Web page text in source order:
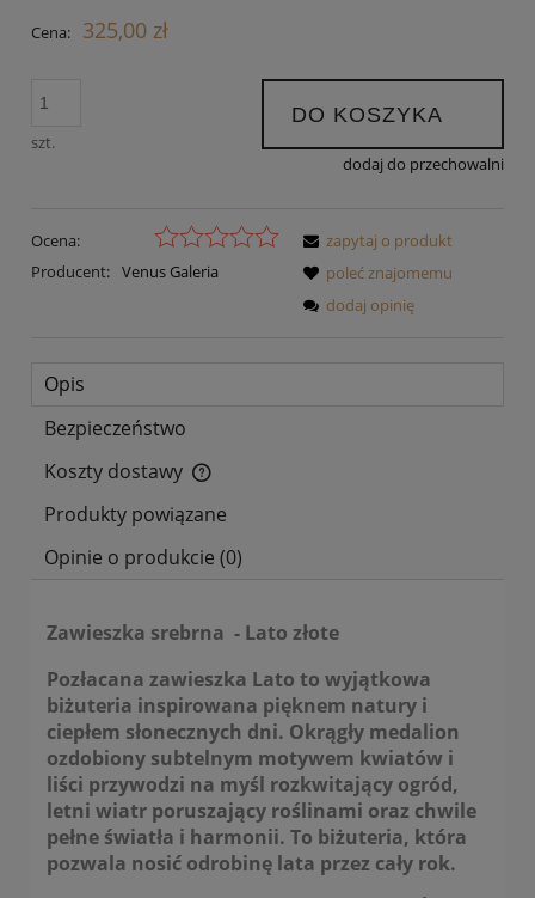
Cena: 325,00 zł
szt.
DO KOSZYKA
dodaj do przechowalni
Ocena:
Producent: Venus Galeria
zapytaj o produkt
poleć znajomemu
dodaj opinię
Opis
Bezpieczeństwo
Koszty dostawy
Cena nie zawiera ewentualnych kosztów płatności
Produkty powiązane
Opinie o produkcie (0)
Zawieszka srebrna - Lato złote
Pozłacana zawieszka Lato to wyjątkowa
biżuteria inspirowana pięknem natury i
ciepłem słonecznych dni. Okrągły medalion
ozdobiony subtelnym motywem kwiatów i
liści przywodzi na myśl rozkwitający ogród,
letni wiatr poruszający roślinami oraz chwile
pełne światła i harmonii. To biżuteria, która
pozwala nosić odrobinę lata przez cały rok.